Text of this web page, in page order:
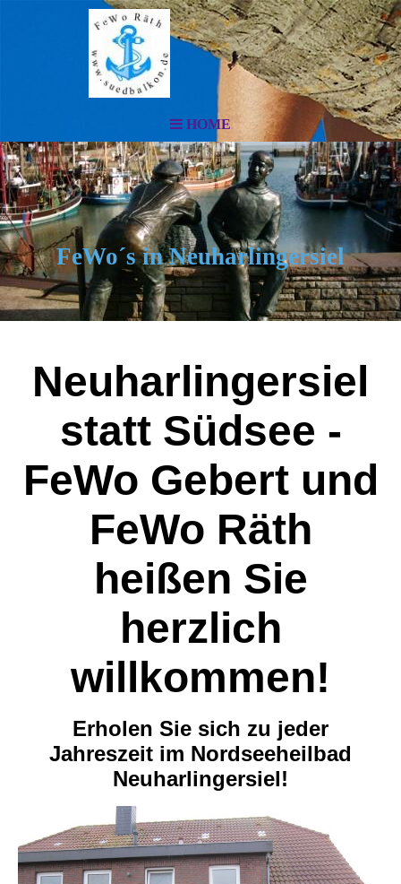
HOME
FeWo´s in Neuharlingersiel
Neuharlingersiel
statt Südsee -
FeWo Gebert und
FeWo Räth
heißen Sie
herzlich
willkommen!
Erholen Sie sich zu jeder
Jahreszeit im Nordseeheilbad
Neuharlingersiel!